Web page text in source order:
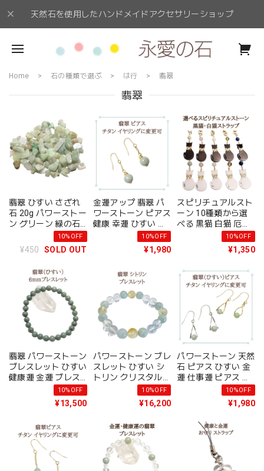
天然石を使用したハンドメイドアクセサリーショップ
Home 石の種類で選ぶ は行 翡翠
翡翠
翡翠 ひすい さざれ
石 20g パワーストー
ン グリーン 緑の石
開運 幸運 健康運 金
運 お守り 普通郵便
送料無料 風水アイテ
おすすめ
10%OFF
¥450 SOLD OUT
金運アップ 翡翠 パ
ワーストーン ピアス
健康 幸運 ひすい 天
然石 ハンドメイド
レディース 金属アレ
ルギー 対応 イヤリ
グ無料 アクセサリー
10%OFF
¥1,980
スピリチュアルスト
ーン 10種類から選
べる 黒猫 白猫 厄除
け 開運 お守りスト
ラップ パワーストー
ン 猫ストラップ 天
福猫 メール便送料無
料 ラッピング無料
プレゼント 誕生日
アクセサリー
10%OFF
¥1,350
翡翠 パワーストーン
ブレスレット ひすい
健康運 金運 ブレス
5月 誕生石 プレゼン
ト メール便 送料無
料 開運ブレス アク
10%OFF
¥13,500
パワーストーン ブレ
スレット ひすい シ
トリン クリスタル
金運 水晶 天然石 ブ
レス レディース メ
ンズ プレゼント メ
クセサリー
10%OFF
¥16,200
パワーストーン 天然
石 ピアス ひすい 金
運 仕事運 ピアス 金
属アレルギー対応 誕
生日プレゼント ギフ
ト 金運アップ グッ
ズ イヤリング変更可
10%OFF
¥1,980